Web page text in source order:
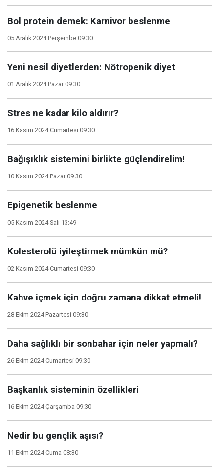
Bol protein demek: Karnivor beslenme
05 Aralık 2024 Perşembe 09:30
Yeni nesil diyetlerden: Nötropenik diyet
01 Aralık 2024 Pazar 09:30
Stres ne kadar kilo aldırır?
16 Kasım 2024 Cumartesi 09:30
Bağışıklık sistemini birlikte güçlendirelim!
10 Kasım 2024 Pazar 09:30
Epigenetik beslenme
05 Kasım 2024 Salı 13:49
Kolesterolü iyileştirmek mümkün mü?
02 Kasım 2024 Cumartesi 09:30
Kahve içmek için doğru zamana dikkat etmeli!
28 Ekim 2024 Pazartesi 09:30
Daha sağlıklı bir sonbahar için neler yapmalı?
26 Ekim 2024 Cumartesi 09:30
Başkanlık sisteminin özellikleri
16 Ekim 2024 Çarşamba 09:30
Nedir bu gençlik aşısı?
11 Ekim 2024 Cuma 08:30